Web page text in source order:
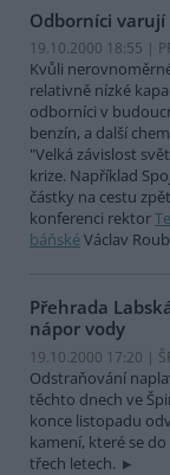
Odborníci
19.10.2000 18:55 |
Kvůli
relativně nízké
odborníci v
benzín, a další
"Velká závislost
krize. Například
částky na cestu
konferenci rektor
báňskéVáclav
Přehrada
nápor vody
19.10.2000 17:20 |
Odstraňování
těchto dnech ve
konce listopadu
kamení, které se
třech letech.